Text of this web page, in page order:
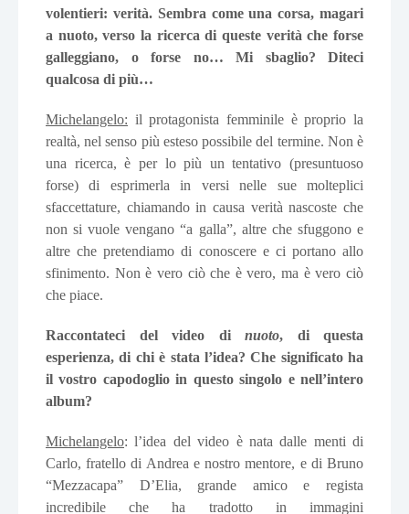
volentieri: verità. Sembra come una corsa, magari
a nuoto, verso la ricerca di queste verità che forse
galleggiano, o forse no… Mi sbaglio? Diteci
qualcosa di più…
Michelangelo: il protagonista femminile è proprio la
realtà, nel senso più esteso possibile del termine. Non è
una ricerca, è per lo più un tentativo (presuntuoso
forse) di esprimerla in versi nelle sue molteplici
sfaccettature, chiamando in causa verità nascoste che
non si vuole vengano “a galla”, altre che sfuggono e
altre che pretendiamo di conoscere e ci portano allo
sfinimento. Non è vero ciò che è vero, ma è vero ciò
che piace.
Raccontateci del video di nuoto, di questa
esperienza, di chi è stata l’idea? Che significato ha
il vostro capodoglio in questo singolo e nell’intero
album?
Michelangelo: l’idea del video è nata dalle menti di
Carlo, fratello di Andrea e nostro mentore, e di Bruno
“Mezzacapa” D’Elia, grande amico e regista
incredibile che ha tradotto in immagini